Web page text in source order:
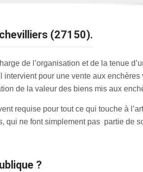
(27150).
de l’organisation et de la tenue
pour une vente aux
de la valeur des biens mis aux
requise pour tout ce qui touche à
qui ne font simplement pas partie de
?